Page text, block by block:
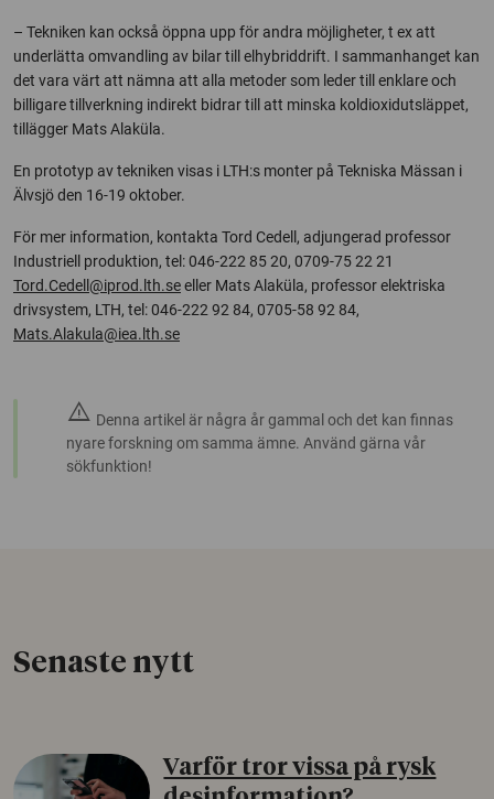
– Tekniken kan också öppna upp för andra möjligheter, t ex att
underlätta omvandling av bilar till elhybriddrift. I sammanhanget kan
det vara värt att nämna att alla metoder som leder till enklare och
billigare tillverkning indirekt bidrar till att minska koldioxidutsläppet,
tillägger Mats Alaküla.
En prototyp av tekniken visas i LTH:s monter på Tekniska Mässan i
Älvsjö den 16-19 oktober.
För mer information, kontakta Tord Cedell, adjungerad professor
Industriell produktion, tel: 046-222 85 20, 0709-75 22 21
Tord.Cedell@iprod.lth.seeller Mats Alaküla, professor elektriska
drivsystem, LTH, tel: 046-222 92 84, 0705-58 92 84,
Mats.Alakula@iea.lth.se
warning Denna artikel är några år gammal och det kan finnas
nyare forskning om samma ämne. Använd gärna vår
sökfunktion!
Senaste nytt
Varför tror vissa på rysk